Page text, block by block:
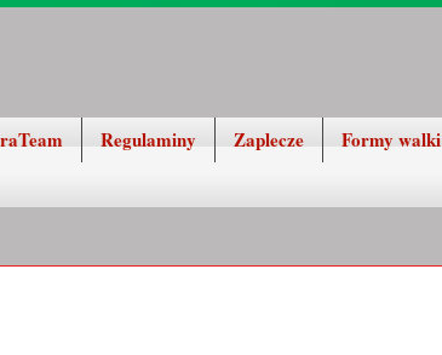
Regulaminy Zaplecze Formy walki